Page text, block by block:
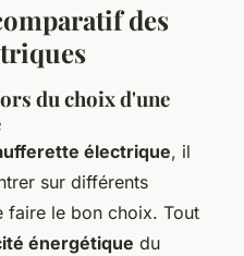
des
du choix d'une
électrique, il
sur différents
faire le bon choix. Tout
énergétique du